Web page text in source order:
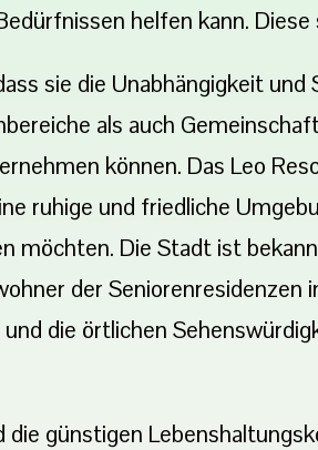
helfen kann. Diese
sie die Unabhängigkeit
als auch
können. Das Leo
ruhige und friedliche
möchten. Die Stadt ist
der Seniorenresidenzen
die örtlichen
günstigen